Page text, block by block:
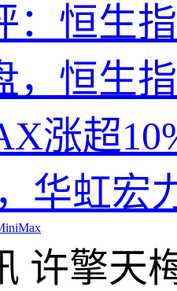
：恒生
，恒生
涨超
华虹宏
许擎天